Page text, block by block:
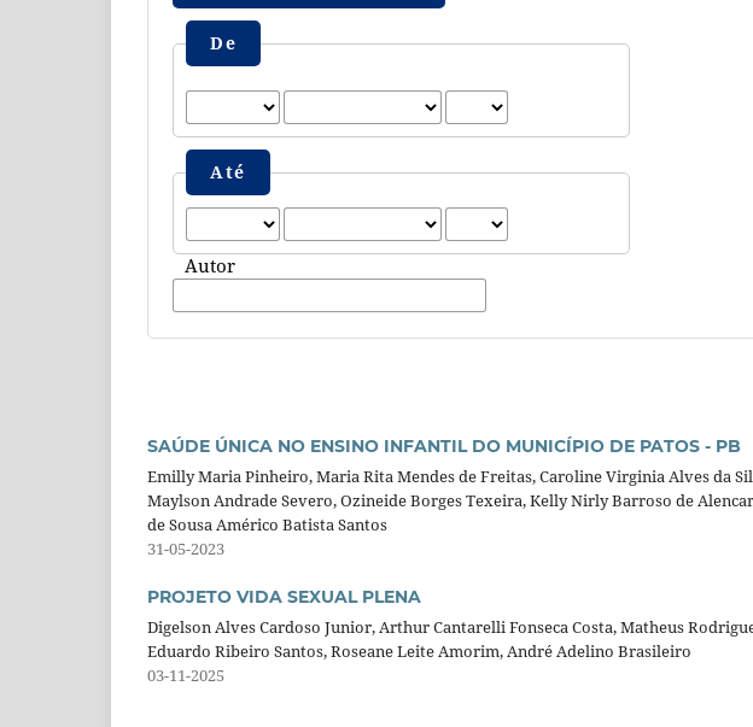
De
Até
Autor
SAÚDE ÚNICA NO ENSINO INFANTIL DO MUNICÍPIO DE PATOS - PB
Emilly Maria Pinheiro, Maria Rita Mendes de Freitas, Caroline Virginia Alves da
Maylson Andrade Severo, Ozineide Borges Texeira, Kelly Nirly Barroso de
de Sousa Américo Batista Santos
31-05-2023
PROJETO VIDA SEXUAL PLENA
Digelson Alves Cardoso Junior, Arthur Cantarelli Fonseca Costa, Matheus
Eduardo Ribeiro Santos, Roseane Leite Amorim, André Adelino Brasileiro
03-11-2025